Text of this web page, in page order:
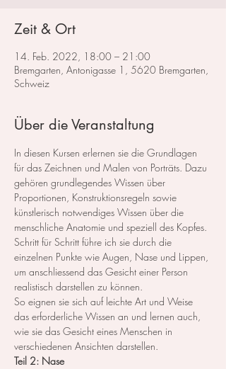
Zeit & Ort
14. Feb. 2022, 18:00 – 21:00
Bremgarten, Antonigasse 1, 5620 Bremgarten,
Schweiz
Über die Veranstaltung
In diesen Kursen erlernen sie die Grundlagen
für das Zeichnen und Malen von Porträts. Dazu
gehören grundlegendes Wissen über
Proportionen, Konstruktionsregeln sowie
künstlerisch notwendiges Wissen über die
menschliche Anatomie und speziell des Kopfes.
Schritt für Schritt führe ich sie durch die
einzelnen Punkte wie Augen, Nase und Lippen,
um anschliessend das Gesicht einer Person
realistisch darstellen zu können.
So eignen sie sich auf leichte Art und Weise
das erforderliche Wissen an und lernen auch,
wie sie das Gesicht eines Menschen in
verschiedenen Ansichten darstellen.
Teil 2: Nase